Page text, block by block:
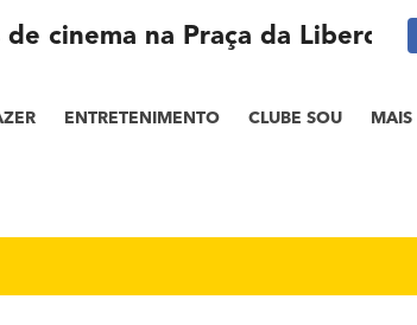
ENTRETENIMENTO CLUBE SOU MAIS
cinema na Praça da